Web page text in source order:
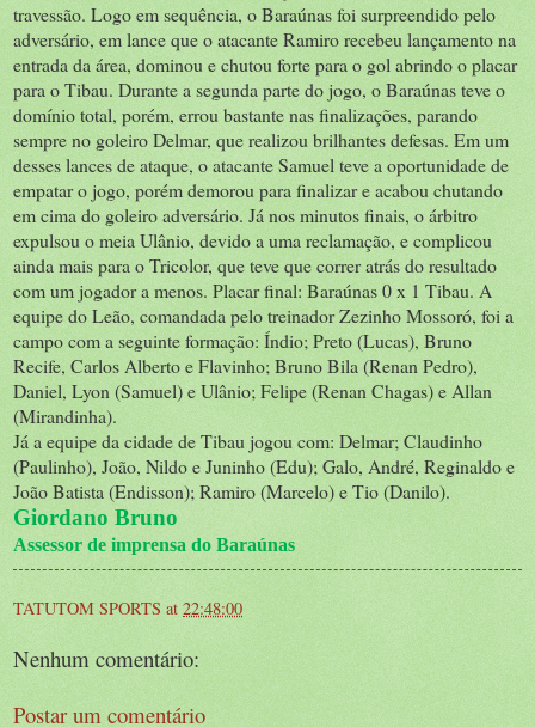
travessão. Logo em sequência, o Baraúnas foi surpreendido pelo
adversário, em lance que o atacante Ramiro recebeu lançamento na
entrada da área, dominou e chutou forte para o gol abrindo o placar
para o Tibau. Durante a segunda parte do jogo, o Baraúnas teve o
domínio total, porém, errou bastante nas finalizações, parando
sempre no goleiro Delmar, que realizou brilhantes defesas. Em um
desses lances de ataque, o atacante Samuel teve a oportunidade de
empatar o jogo, porém demorou para finalizar e acabou chutando
em cima do goleiro adversário. Já nos minutos finais, o árbitro
expulsou o meia Ulânio, devido a uma reclamação, e complicou
ainda mais para o Tricolor, que teve que correr atrás do resultado
com um jogador a menos. Placar final: Baraúnas 0 x 1 Tibau. A
equipe do Leão, comandada pelo treinador Zezinho Mossoró, foi a
campo com a seguinte formação: Índio; Preto (Lucas), Bruno
Recife, Carlos Alberto e Flavinho; Bruno Bila (Renan Pedro),
Daniel, Lyon (Samuel) e Ulânio; Felipe (Renan Chagas) e Allan
(Mirandinha).
Já a equipe da cidade de Tibau jogou com: Delmar; Claudinho
(Paulinho), João, Nildo e Juninho (Edu); Galo, André, Reginaldo e
João Batista (Endisson); Ramiro (Marcelo) e Tio (Danilo).
Giordano Bruno
Assessor de imprensa do Baraúnas
TATUTOM SPORTS at 22:48:00
Nenhum comentário:
Postar um comentário